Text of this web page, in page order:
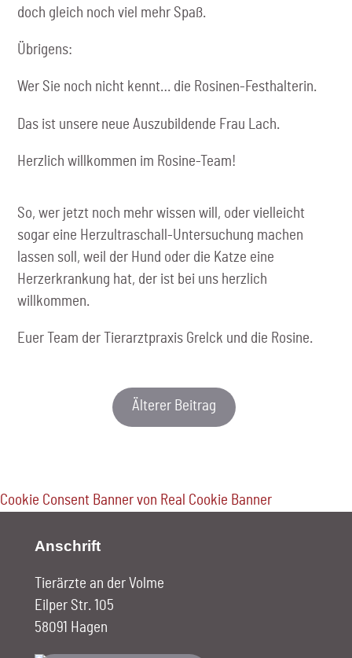
doch gleich noch viel mehr Spaß.
Übrigens:
Wer Sie noch nicht kennt… die Rosinen-Festhalterin.
Das ist unsere neue Auszubildende Frau Lach.
Herzlich willkommen im Rosine-Team!
So, wer jetzt noch mehr wissen will, oder vielleicht
sogar eine Herzultraschall-Untersuchung machen
lassen soll, weil der Hund oder die Katze eine
Herzerkrankung hat, der ist bei uns herzlich
willkommen.
Euer Team der Tierarztpraxis Grelck und die Rosine.
Älterer Beitrag
Cookie Consent Banner von Real Cookie Banner
Anschrift
Tierärzte an der Volme
Eilper Str. 105
58091 Hagen